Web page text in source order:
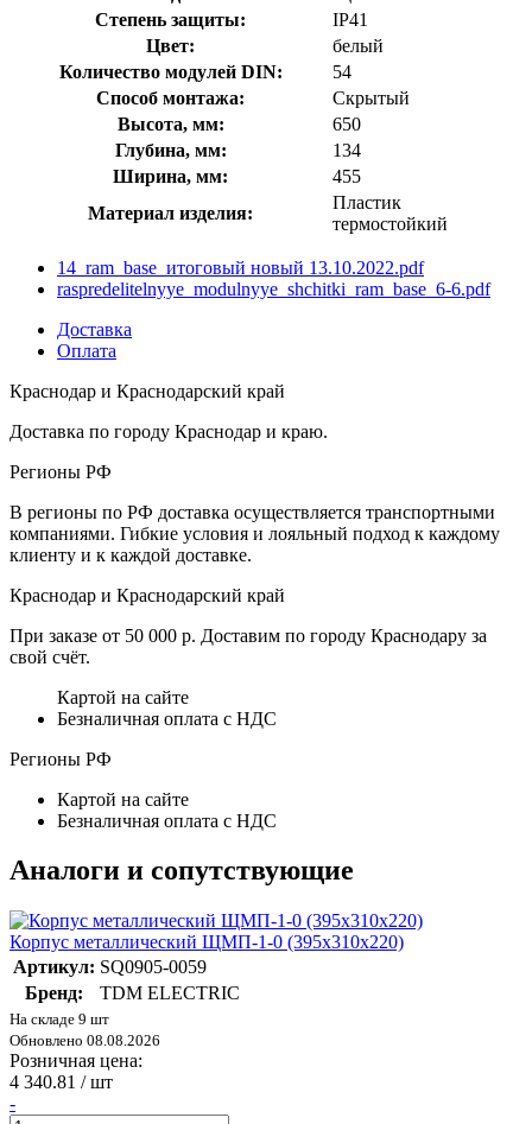
Степень защиты:
IP41
Цвет:
белый
Количество модулей DIN:
54
Способ монтажа:
Скрытый
Высота, мм:
650
Глубина, мм:
134
Ширина, мм:
455
Материал изделия:
Пластик
термостойкий
14_ram_base_итоговый новый 13.10.2022.pdf
raspredelitelnyye_modulnyye_shchitki_ram_base_6-6.pdf
Доставка
Оплата
Краснодар и Краснодарский край
Доставка по городу Краснодар и краю.
Регионы РФ
В регионы по РФ доставка осуществляется транспортными
компаниями. Гибкие условия и лояльный подход к каждому
клиенту и к каждой доставке.
Краснодар и Краснодарский край
При заказе от 50 000 р. Доставим по городу Краснодару за
свой счёт.
Картой на сайте
Безналичная оплата с НДС
Регионы РФ
Картой на сайте
Безналичная оплата с НДС
Аналоги и сопутствующие
Корпус металлический ЩМП-1-0 (395х310х220)
Артикул: SQ0905-0059
Бренд:
TDM ELECTRIC
На складе 9 шт
Обновлено 08.08.2026
Розничная цена:
4 340.81 / шт
-